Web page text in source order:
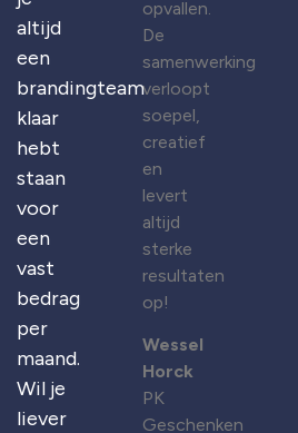
altijd
een
brandingteam
klaar
hebt
staan
voor
een
vast
bedrag
per
maand.
Wil je
liever
opvallen.
De
samenwerking
verloopt
soepel,
creatief
en
levert
altijd
sterke
resultaten
op!
Wessel
Horck
PK
Geschenken